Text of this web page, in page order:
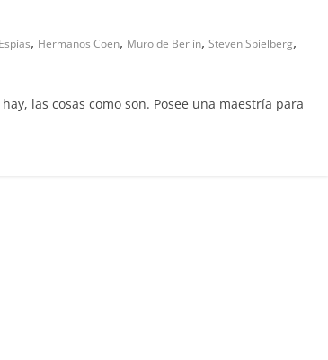
, Hermanos Coen, Muro de Berlín, Steven Spielberg,
las cosas como son. Posee una maestría para